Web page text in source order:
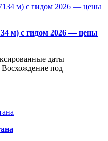
м) с гидом 2026 — цены
даты
под